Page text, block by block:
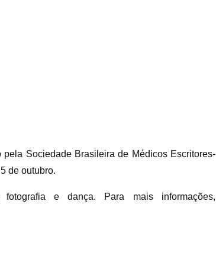
Sociedade Brasileira de Médicos Escritores-
de outubro.
e dança. Para mais informações,